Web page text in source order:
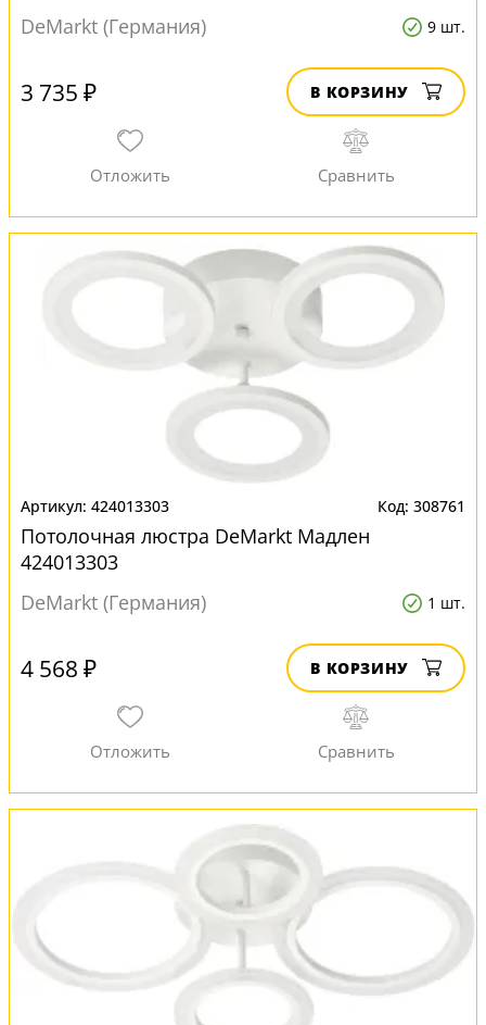
DeMarkt (Германия)
9 шт.
3 735 ₽ В КОРЗИНУ
424013303 308761
Потолочная люстра DeMarkt Мадлен
424013303
DeMarkt (Германия)
1 шт.
4 568 ₽ В КОРЗИНУ